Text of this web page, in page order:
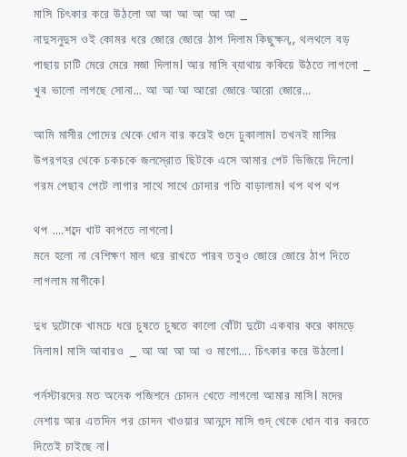
মাসি চিৎকার করে উঠলো আ আ আ আ আ আ _
নাদুসনুদুস ওই কোমর ধরে জোরে জোরে ঠাপ দিলাম কিছুক্ষন,, থলথলে বড়
পাছায় চাটি মেরে মেরে মজা দিলাম। আর মাসি ব্যাথায় ককিয়ে উঠতে লাগলো _
খুব ভালো লাগছে সোনা… আ আ আ আরো জোরে আরো জোরে…
আমি মাসীর পোদের থেকে ধোন বার করেই গুদে ঢুকালাম। তখনই মাসির
উপরগহর থেকে চকচকে জলস্রোত ছিটকে এসে আমার পেট ভিজিয়ে দিলো।
গরম পেছাব পেটে লাগার সাথে সাথে চোদার গতি বাড়ালাম। থপ থপ থপ
থপ ….শব্দে খাট কাপতে লাগলো।
মনে হলো না বেশিক্ষণ মাল ধরে রাখতে পারব তবুও জোরে জোরে ঠাপ দিতে
লাগলাম মাগীকে।
দুধ দুটোকে খামচে ধরে চুষতে চুষতে কালো বোঁটা দুটো একবার করে কামড়ে
নিলাম। মাসি আবারও _ আ আ আ আ ও মাগো…. চিৎকার করে উঠলো।
পর্নস্টারদের মত অনেক পজিশনে চোদন খেতে লাগলো আমার মাসি। মদের
নেশায় আর এতদিন পর চোদন খাওয়ার আনন্দে মাসি গুদ্ থেকে ধোন বার করতে
দিতেই চাইছে না।